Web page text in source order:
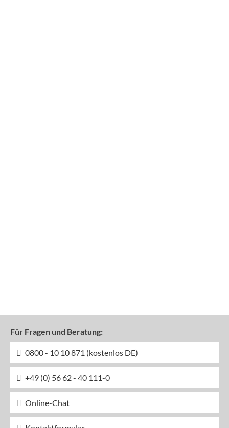
Für Fragen und Beratung:
0800 - 10 10 871 (kostenlos DE)
+49 (0) 56 62 - 40 111-0
Online-Chat